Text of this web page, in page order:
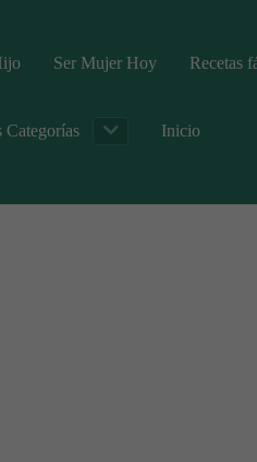
Ser Mujer Hoy Recetas
Categorías Inicio